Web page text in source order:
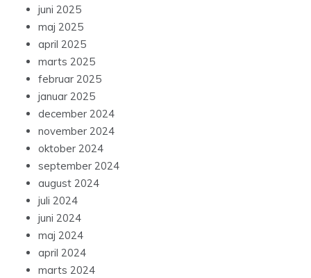
juni 2025
maj 2025
april 2025
marts 2025
februar 2025
januar 2025
december 2024
november 2024
oktober 2024
september 2024
august 2024
juli 2024
juni 2024
maj 2024
april 2024
marts 2024